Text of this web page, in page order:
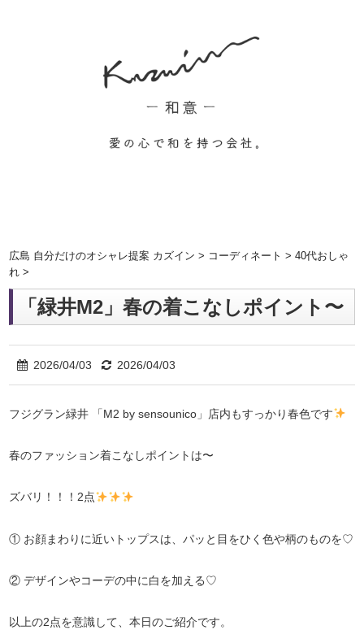
広島 自分だけのオシャレ提案 カズイン > コーディネート >40代おしゃ
れ >
「緑井M2」春の着こなしポイント〜
2026/04/03 2026/04/03
フジグラン緑井 「M2 by sensounico」店内もすっかり春色です
春のファッション着こなしポイントは〜
ズバリ！！！2点
① お顔まわりに近いトップスは、パッと目をひく色や柄のものを♡
② デザインやコーデの中に白を加える♡
以上の2点を意識して、本日のご紹介です。